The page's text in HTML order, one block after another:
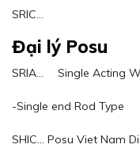
SRIC…
Đại lý Posu
SRIA… Single Acting
-Single end Rod Type
SHIC… Posu Viet Nam